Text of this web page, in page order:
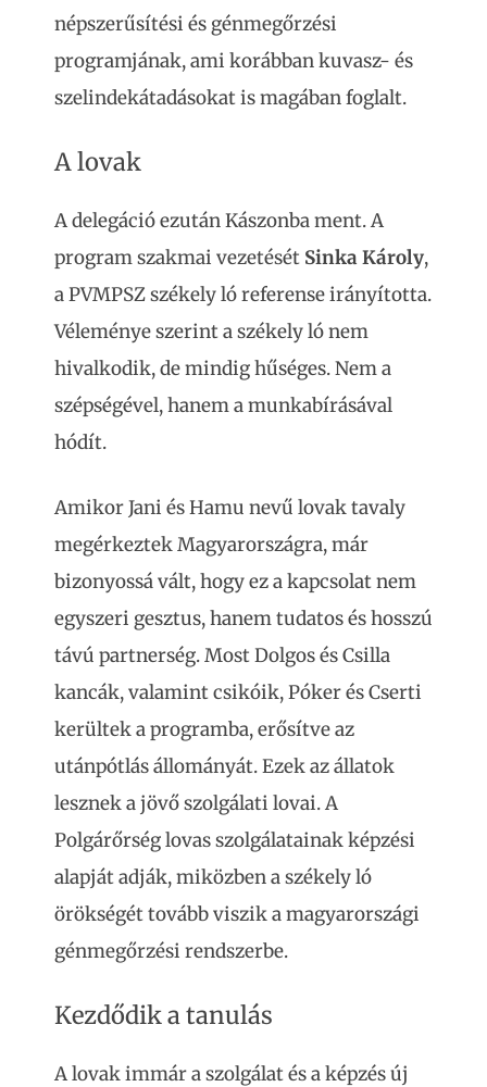
népszerűsítési és génmegőrzési
programjának, ami korábban kuvasz- és
szelindekátadásokat is magában foglalt.
A lovak
A delegáció ezután Kászonba ment. A
program szakmai vezetését Sinka Károly,
a PVMPSZ székely ló referense irányította.
Véleménye szerint a székely ló nem
hivalkodik, de mindig hűséges. Nem a
szépségével, hanem a munkabírásával
hódít.
Amikor Jani és Hamu nevű lovak tavaly
megérkeztek Magyarországra, már
bizonyossá vált, hogy ez a kapcsolat nem
egyszeri gesztus, hanem tudatos és hosszú
távú partnerség. Most Dolgos és Csilla
kancák, valamint csikóik, Póker és Cserti
kerültek a programba, erősítve az
utánpótlás állományát. Ezek az állatok
lesznek a jövő szolgálati lovai. A
Polgárőrség lovas szolgálatainak képzési
alapját adják, miközben a székely ló
örökségét tovább viszik a magyarországi
génmegőrzési rendszerbe.
Kezdődik a tanulás
A lovak immár a szolgálat és a képzés új